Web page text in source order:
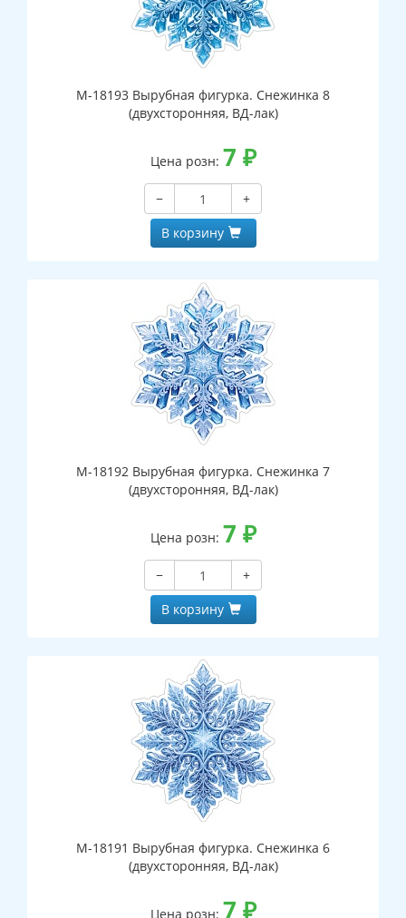
М-18193 Вырубная фигурка. Снежинка 8
(двухсторонняя, ВД-лак)
Цена розн: 7 ₽
−
+
В корзину
М-18192 Вырубная фигурка. Снежинка 7
(двухсторонняя, ВД-лак)
Цена розн: 7 ₽
−
+
В корзину
М-18191 Вырубная фигурка. Снежинка 6
(двухсторонняя, ВД-лак)
Цена розн: 7 ₽